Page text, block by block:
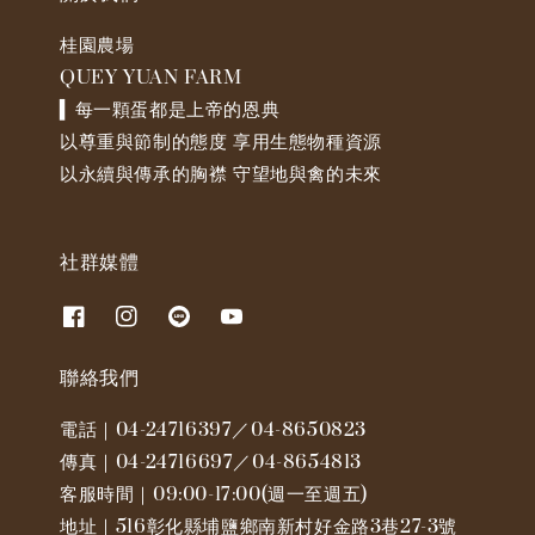
桂園農場
QUEY YUAN FARM
▍每一顆蛋都是上帝的恩典
以尊重與節制的態度 享用生態物種資源
以永續與傳承的胸襟 守望地與禽的未來
社群媒體
聯絡我們
電話｜04-24716397／04-8650823
傳真｜04-24716697／04-8654813
客服時間｜09:00-17:00(週一至週五)
地址｜516彰化縣埔鹽鄉南新村好金路3巷27-3號